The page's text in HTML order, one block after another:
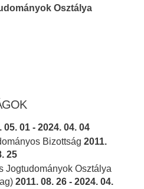
Osztálya
05. 01 - 2024. 04. 04
Bizottság 2011.
25
Jogtudományok Osztálya
2011. 08. 26 - 2024. 04.